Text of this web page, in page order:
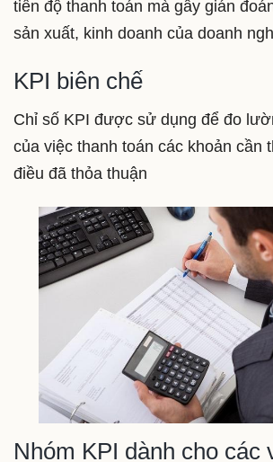
tiến độ thanh toán mà gây gián
sản xuất, kinh doanh của doanh
KPI biên chế
Chỉ số KPI được sử dụng để đo
của việc thanh toán các khoản cần
điều đã thỏa thuận
Nhóm KPI dành cho các